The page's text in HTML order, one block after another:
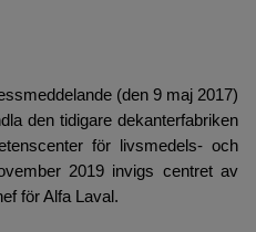
(den 9 maj 2017)
den tidigare dekanterfabriken
för livsmedels- och
2019 invigs centret av
för Alfa Laval.